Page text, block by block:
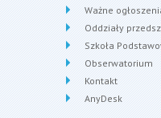
Ważne
Oddziały
Szkoła
Obserwatorium
Kontakt
AnyDesk